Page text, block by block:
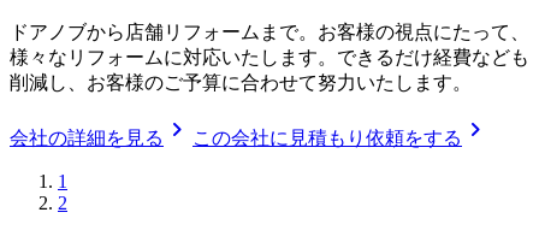
ドアノブから店舗リフォームまで。お客様の視点にたって、
様々なリフォームに対応いたします。できるだけ経費なども
削減し、お客様のご予算に合わせて努力いたします。
会社の詳細を見る chevron_right この会社に見積もり依頼をする chevron_right
1
2